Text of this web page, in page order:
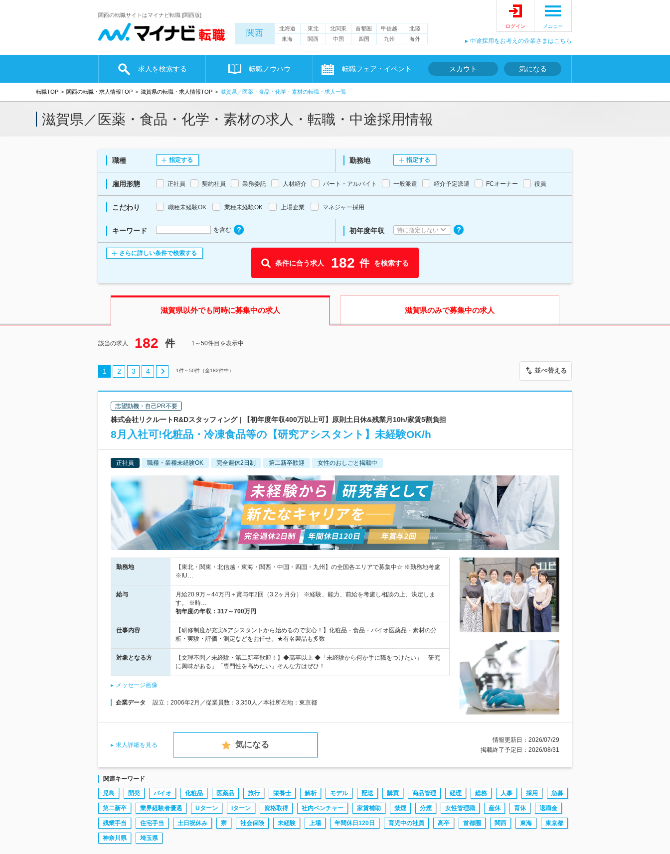
関西の転職サイトはマイナビ転職 [関西版]
関西 北海道 東北 北関東 首都圏 甲信越
北陸
東海
関西 中国 四国 九州 海外
ログイン メニュー
中途採用をお考えの企業さまはこちら
求人を検索する 転職ノウハウ 転職フェア・イベント スカウト 気になる
転職TOP 関西の転職・求人情報TOP 滋賀県の転職・求人情報TOP 滋賀県／医薬・食品・化学・素材の転職・求人一覧
滋賀県／医薬・食品・化学・素材の求人・転職・中途採用情報
職種 指定する 勤務地 指定する
雇用形態 正社員 契約社員 業務委託 人材紹介 パート・アルバイト 一般派遣 紹介予定派遣 FCオーナー 役員
こだわり 職種未経験OK 業種未経験OK 上場企業 マネジャー採用
キーワード を含む 初年度年収 特に指定しない
さらに詳しい条件で検索する
条件に合う求人 182 件 を検索する
滋賀県以外でも同時に募集中の求人 滋賀県のみで募集中の求人
該当の求人 182 件 1～50件目を表示中
1 2 3 4 1件～50件（全182件中） 並べ替える
志望動機・自己PR不要
株式会社リクルートR&Dスタッフィング | 【初年度年収400万以上可】原則土日休&残業月10h/家賃5割負担
8月入社可!化粧品・冷凍食品等の【研究アシスタント】未経験OK/h
正社員 職種・業種未経験OK 完全週休2日制 第二新卒歓迎 女性のおしごと掲載中
勤務地
【東北・関東・北信越・東海・関西・中国・四国・九州】の全国各エリアで募集中☆ ※勤務地考慮
※IU…
給与
月給20.9万～44万円＋賞与年2回（3.2ヶ月分） ※経験、能力、前給を考慮し相談の上、決定しま
す。 ※時…
初年度の年収： 317～700万円
仕事内容
【研修制度が充実&アシスタントから始めるので安心！】化粧品・食品・バイオ医薬品・素材の分
析・実験・評価・測定などをお任せ。★有名製品も多数
対象となる方
【文理不問／未経験・第二新卒歓迎！】◆高卒以上 ◆「未経験から何か手に職をつけたい」「研究
に興味がある」「専門性を高めたい」そんな方はぜひ！
メッセージ画像
企業データ 設立：2006年2月／従業員数：3,350人／本社所在地：東京都
求人詳細を見る 気になる
情報更新日：2026/07/29
掲載終了予定日：2026/08/31
関連キーワード
児島 開発 バイオ 化粧品 医薬品 旅行 栄養士 解析 モデル 配送 購買 商品管理 経理 総務 人事 採用 急募
第二新卒 業界経験者優遇 Uターン Iターン 資格取得 社内ベンチャー 家賃補助 禁煙 分煙 女性管理職 産休 育休 退職金
残業手当 住宅手当 土日祝休み 寮 社会保険 未経験 上場 年間休日120日 育児中の社員 高卒 首都圏 関西 東海 東京都
神奈川県 埼玉県